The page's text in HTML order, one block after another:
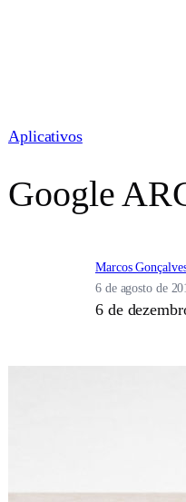
Aplicativos
Google
Marcos
6 de agosto de
6 de